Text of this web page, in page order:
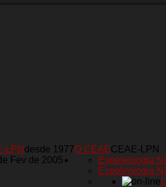
O CEAECEAE-LPN
LPN desde 1977
Fev de 2005
Espeleologia
Espeleologia